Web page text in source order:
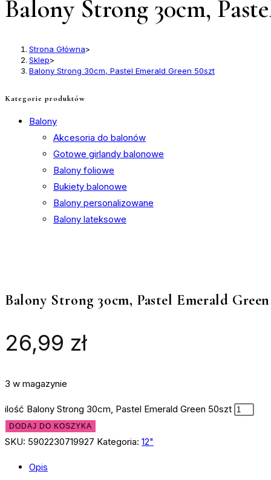
Balony Strong 30cm,
Strona Główna>
Sklep>
Balony Strong 30cm, Pastel Emerald Green 50szt
Balony Strong 30cm, Pastel Emerald
26,99 zł
3 w magazynie
ilość Balony Strong 30cm, Pastel Emerald Green 50szt
DODAJ DO KOSZYKA
SKU: 5902230719927 Kategoria: 12"
Opis
Kategorie produktów
Balony
Akcesoria do balonów
Gotowe girlandy balonowe
Balony foliowe
Bukiety balonowe
Balony personalizowane
Balony lateksowe